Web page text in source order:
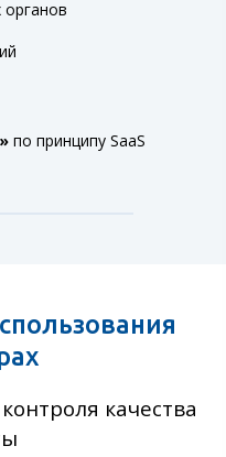
по принципу SaaS
качества